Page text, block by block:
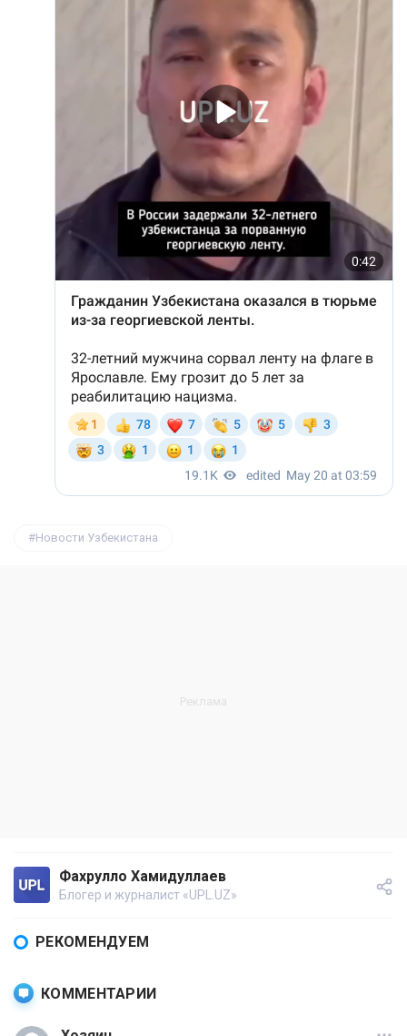
Новости Узбекистана
Фахрулло Хамидуллаев
Блогер и журналист «UPL.UZ»
РЕКОМЕНДУЕМ
КОММЕНТАРИИ